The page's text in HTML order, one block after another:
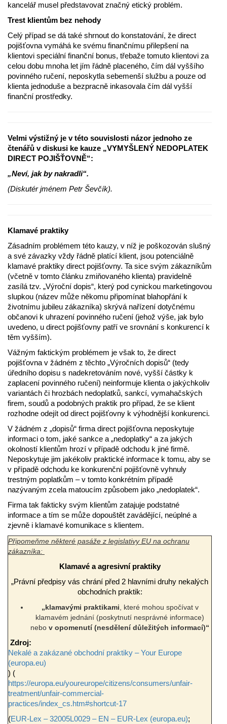
kancelář musel představovat značný etický problém.
Trest klientům bez nehody
Celý případ se dá také shrnout do konstatování, že direct
pojišťovna vymáhá ke svému finančnímu přilepšení na
klientovi speciální finanční bonus, třebaže tomuto klientovi za
celou dobu mnoha let jím řádně placeného, čím dál vyššího
povinného ručení, neposkytla sebemenší službu a pouze od
klienta jednoduše a bezpracně inkasovala čím dál vyšší
finanční prostředky.
Velmi výstižný je v této souvislosti názor jednoho ze
čtenářů v diskusi ke kauze „VYMYŠLENÝ NEDOPLATEK
DIRECT POJIŠŤOVNĚ“:
„Neví, jak by nakradli“.
(Diskutér jménem Petr Ševčík).
Klamavé praktiky
Zásadním problémem této kauzy, v níž je poškozován slušný
a své závazky vždy řádně platící klient, jsou potenciálně
klamavé praktiky direct pojišťovny. Ta sice svým zákazníkům
(včetně v tomto článku zmiňovaného klienta) pravidelně
zasílá tzv. „Výroční dopis“, který pod cynickou marketingovou
slupkou (název může někomu připomínat blahopřání k
životnímu jubileu zákazníka) skrývá nařízení dotyčnému
občanovi k uhrazení povinného ručení (jehož výše, jak bylo
uvedeno, u direct pojišťovny patří ve srovnání s konkurencí k
těm vyšším).
Vážným faktickým problémem je však to, že direct
pojišťovna v žádném z těchto „Výročních dopisů“ (tedy
úředního dopisu s nadekretováním nové, vyšší částky k
zaplacení povinného ručení) neinformuje klienta o jakýchkoliv
variantách či hrozbách nedoplatků, sankcí, vymahačských
firem, soudů a podobných praktik pro případ, že se klient
rozhodne odejít od direct pojišťovny k výhodnější konkurenci.
V žádném z „dopisů“ firma direct pojišťovna neposkytuje
informaci o tom, jaké sankce a „nedoplatky“ a za jakých
okolností klientům hrozí v případě odchodu k jiné firmě.
Neposkytuje jim jakékoliv praktické informace k tomu, aby se
v případě odchodu ke konkurenční pojišťovně vyhnuly
trestným poplatkům – v tomto konkrétním případě
nazývaným zcela matoucím způsobem jako „nedoplatek“.
Firma tak fakticky svým klientům zatajuje podstatné
informace a tím se může dopouštět zavádějící, neúplné a
zjevně i klamavé komunikace s klientem.
Připomeňme některé pasáže z legislativy EU na ochranu
zákazníka:
Klamavé a agresivní praktiky
„Právní předpisy vás chrání před 2 hlavními druhy nekalých
obchodních praktik:
„klamavými praktikami , které mohou spočívat v
klamavém jednání (poskytnutí nesprávné informace)
nebo v opomenutí (nesdělení důležitých informací)“
Zdroj:
Nekalé a zakázané obchodní praktiky – Your Europe
(europa.eu)
) (
https://europa.eu/youreurope/citizens/consumers/unfair-
treatment/unfair-commercial-
practices/index_cs.htm#shortcut-17
(EUR-Lex – 32005L0029 – EN – EUR-Lex (europa.eu);